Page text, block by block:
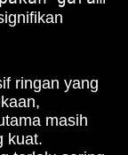
ringan yang
masih
kuat.